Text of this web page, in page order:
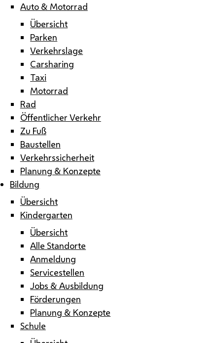
Auto & Motorrad
Übersicht
Parken
Verkehrslage
Carsharing
Taxi
Motorrad
Rad
Öffentlicher Verkehr
Zu Fuß
Baustellen
Verkehrssicherheit
Planung & Konzepte
Bildung
Übersicht
Kindergarten
Übersicht
Alle Standorte
Anmeldung
Servicestellen
Jobs & Ausbildung
Förderungen
Planung & Konzepte
Schule